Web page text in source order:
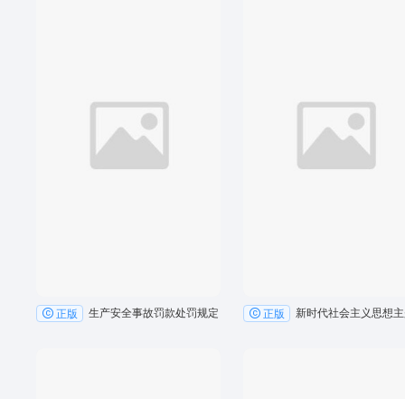
正版 生产安全事故罚款处罚规定 正版